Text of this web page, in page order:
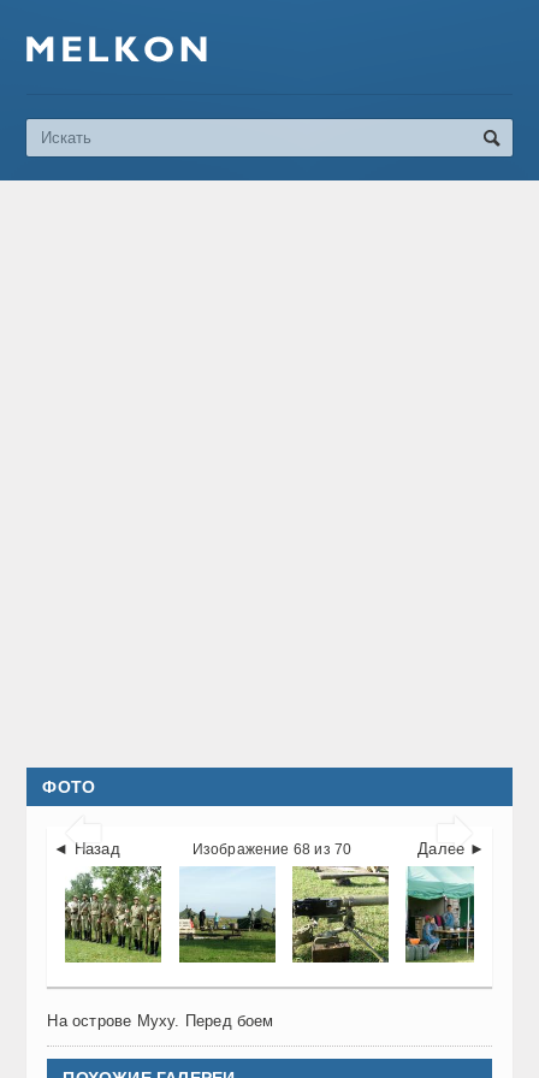
ФОТО
 
◄ Назад Далее ►
Изображение 68 из 70
На острове Муху. Перед боем